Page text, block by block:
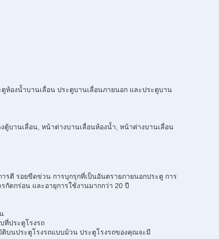
ห้องน้ำบานเลื่อน ประตูบานเลื่อนภายนอก และประตูบาน
ตู้บานเลื่อน, หน้าต่างบานเลื่อนห้องน้ำ, หน้าต่างบานเลื่อน
ตี รอยขีดข่วน การบุกรุกที่เป็นอันตรายภายนอกประตู การ
ดกร่อน และอายุการใช้งานมากกว่า 20 ปี
ที่ประตูโรงรถ
บนประตูโรงรถแบบม้วน ประตูโรงรถของคุณจะมี